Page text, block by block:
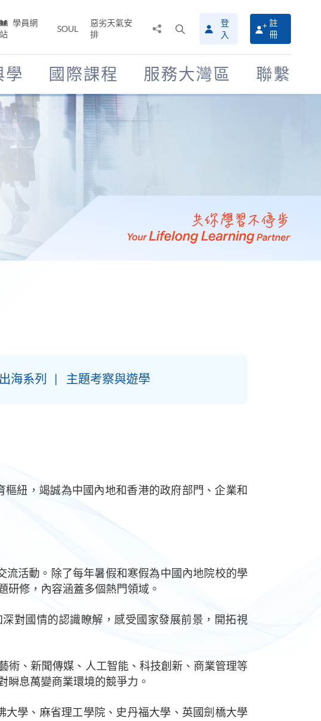
學員網
站
SOUL
惡劣天氣安
排
搜
尋
介
面
登
入
註
冊
學 國際課程 服務大灣區 聯繫
海系列 主題考察與遊學
紐，竭誠為中國內地和香港的政府部門、企業和
活動。除了每年暑假和寒假為中國內地院校的學
研修，內容涵蓋多個熱門領域。
對國情的認識瞭解，感受國家發展前景，開拓視
術、新聞傳媒、人工智能、科技創新、商業管理等
瞬息萬變商業環境的競爭力。
學、麻省理工學院、史丹福大學、英國劍橋大學